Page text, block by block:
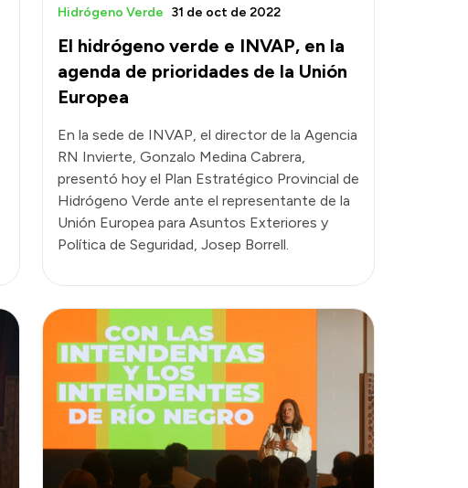
El hidrógeno verde e INVAP, en la
agenda de prioridades de la Unión
Europea
Hidrógeno Verde 31 de oct de 2022
En la sede de INVAP, el director de la Agencia
RN Invierte, Gonzalo Medina Cabrera,
presentó hoy el Plan Estratégico Provincial de
Hidrógeno Verde ante el representante de la
Unión Europea para Asuntos Exteriores y
Política de Seguridad, Josep Borrell.